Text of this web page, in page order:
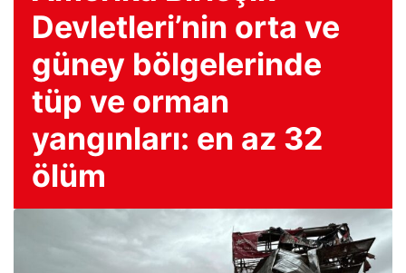
Devletleri’nin orta ve
güney bölgelerinde
tüp ve orman
yangınları: en az 32
ölüm